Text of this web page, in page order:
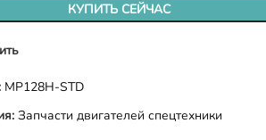
КУПИТЬ СЕЙЧАС
MP128H-STD
Запчасти двигателей спецтехники